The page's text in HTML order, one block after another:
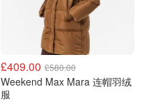
£409.00 £580.00
Weekend Max Mara 连帽羽绒
服